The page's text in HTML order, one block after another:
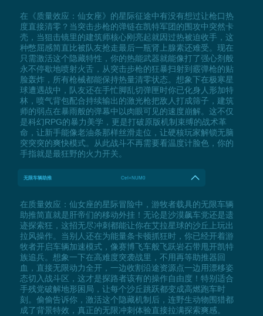
在《质量效应：仙女座》的星际征途中有没有想过让枪口热
度直接清零？当突击步枪的弹链在凯特军团的围攻中突然卡
壳，当狙击镜里的建筑师核心刚亮起就因过热被迫收手，这
种憋屈感简直比被队友抢走最后一瓶肾上腺素还难受。现在
只需激活这个隐藏特性，你的热能武器就能像打了强心剂般
永不停歇地喷射火舌，从突击步枪的狂暴扫射到霰弹枪的贴
脸轰炸，所有枪械都能保持热量清零状态。想象下在极寒星
球遭遇战中，队友还在手忙脚乱切弹匣时你已化身人形加特
林，喷气背包配合持续输出的激光枪把敌人打成筛子，建筑
师的弱点在暴雨般的弹幕中以肉眼可见的速度崩解。这不仅
是科幻RPG的暴力美学，更是打破原版机制束缚的战术革
命，让新手能像老油条那样丝滑走位，让硬核玩家解锁无脑
突突突的爽快模式。从此战斗不再需要看温度计脸色，你的
手指就是最狂野的火力开关。
无限车辆助推 Ctrl+NUM0
在质量效应：仙女座的星际冒险中，游牧者载具的无限车辆
助推简直就是肝帝们的移动外挂！无论是沙漠飙车党还是遗
迹探索狂，这招无尽冲刺都能让你在艾拉星球的沙丘上玩出
拉风操作。当别人还在为能量条卡顿抓狂时，你已经开着游
牧者开启车辆加速模式，像赛博飞车般飞跃岩石带甩开凯特
族追兵。想象一下在高难度突袭战里，不用再等助推器回
血，直接无限动力全开，一边收割沿途资源点一边用漂移姿
态切入战斗区，这才是探路者该有的操作自由度！特别适合
手残党破解地形困局，让每个沙丘跳跃都变成高燃跑车时
刻。偷偷告诉你，激活这个隐藏机制后，连野生动物围猎都
成了背景特效，真正的无限冲刺体验直接拉满探索爽感。